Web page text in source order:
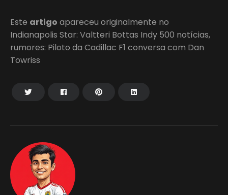
Este artigo apareceu originalmente no
Indianapolis Star: Valtteri Bottas Indy 500 notícias,
rumores: Piloto da Cadillac F1 conversa com Dan
Towriss